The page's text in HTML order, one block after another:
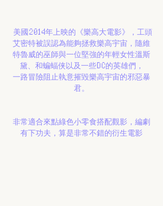
艾密特被誤認為能夠拯救樂高宇宙，隨維
特魯威的巫師與一位堅強的年輕女性溫斯
黛、和蝙蝠侠以及一些DC的英雄們，
一路冒險阻止執意摧毀樂高宇宙的邪惡暴
君。
非常適合來點綠色小零食搭配觀影，編劇
有下功夫，算是非常不錯的衍生電影